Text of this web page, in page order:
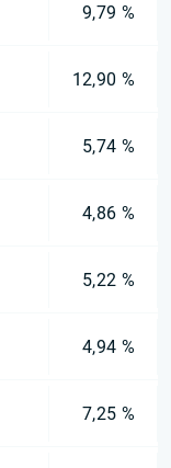
9,79 %
12,90 %
5,74 %
4,86 %
5,22 %
4,94 %
7,25 %